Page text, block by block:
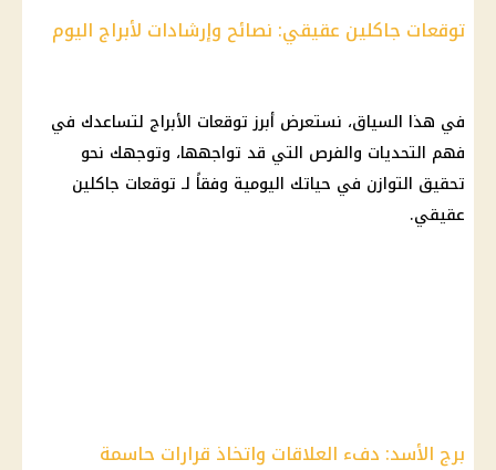
توقعات جاكلين عقيقي: نصائح وإرشادات لأبراج اليوم
في هذا السياق، نستعرض أبرزتوقعات الأبراج لتساعدك في
فهم التحديات والفرص التي قد تواجهها، وتوجهك نحو
تحقيق التوازن في حياتك اليومية وفقاً لـ توقعات جاكلين
عقيقي.
برج الأسد: دفء العلاقات واتخاذ قرارات حاسمة